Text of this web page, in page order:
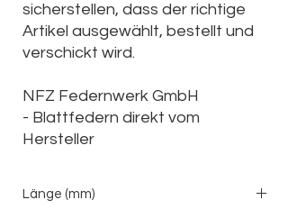
sicherstellen, dass der richtige
Artikel ausgewählt, bestellt und
verschickt wird.
NFZ Federnwerk GmbH
- Blattfedern direkt vom
Hersteller
Länge (mm)